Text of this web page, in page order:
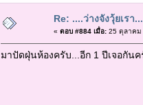
Re: ....ว่างจังวุ้ยเรา
« ตอบ #884 เมื่อ:25 ตุลาคม
มาปัดฝุ่นห้องครับ...อีก 1 ปีเจอกันค